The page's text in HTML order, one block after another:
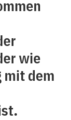
wie
mit dem